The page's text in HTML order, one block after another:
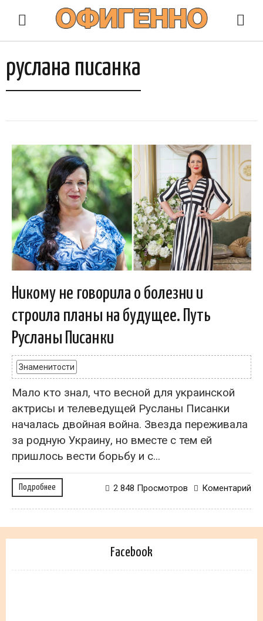
руслана писанка
Никому не говорила о болезни и
строила планы на будущее. Путь
Русланы Писанки
Знаменитости
Мало кто знал, что весной для украинской
актрисы и телеведущей Русланы Писанки
началась двойная война. Звезда переживала
за родную Украину, но вместе с тем ей
пришлось вести борьбу и с...
Подробнее Коментарий
2 848 Просмотров
Facebook